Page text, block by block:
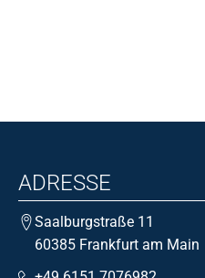
ADRESSE
Saalburgstraße 11
60385 Frankfurt am Main